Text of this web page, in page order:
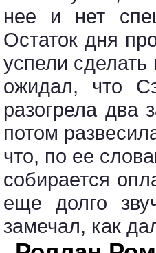
нее и нет
Остаток дня
успели
ожидал, что
разогрела два
потом
что, по ее
собирается
еще долго
замечал, как